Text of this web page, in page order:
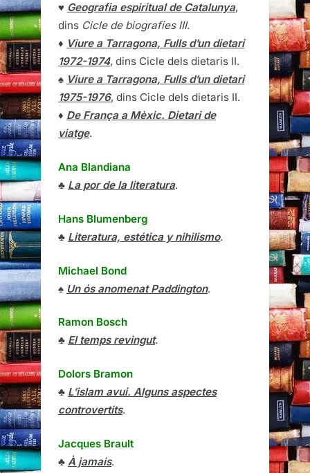
♥ Geografia espiritual de Catalunya,
dins Cicle de biografies III.
♦ Viure a Tarragona, Fulls d’un dietari
1972-1974, dins Cicle dels dietaris II.
♠ Viure a Tarragona, Fulls d’un dietari
1975-1976, dins Cicle dels dietaris II.
♦ De França a Mèxic. Dietari de
viatge.
Ana Blandiana
♣ La por de la literatura.
Hans Blumenberg
♣ Literatura, estética y nihilismo.
Michael Bond
♠ Un ós anomenat Paddington.
Ramon Bosch
♣ El temps revingut.
Dolors Bramon
♣ L’islam avui. Alguns aspectes
controvertits.
Jacques Brault
♣ À jamais.